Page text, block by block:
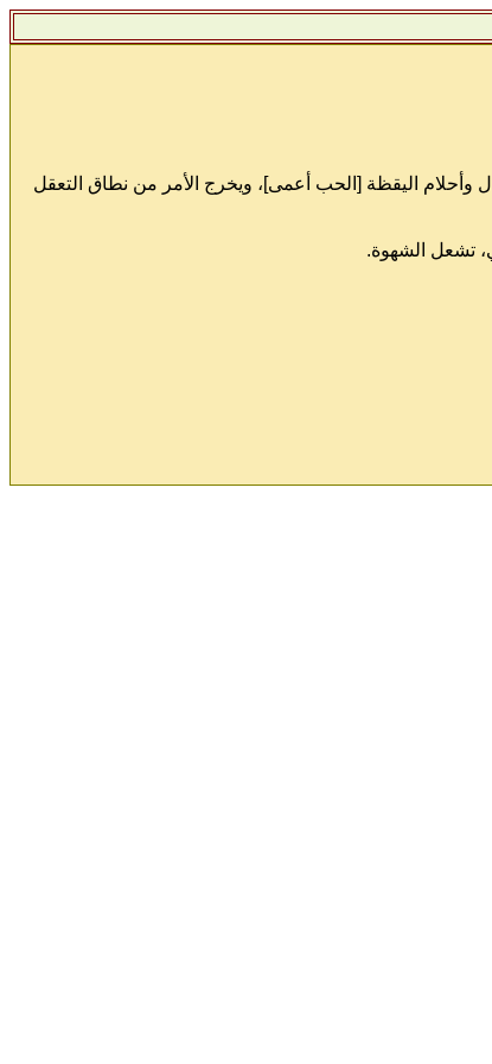
وأحلام اليقظة [الحب أعمى]، ويخرج الأمر من نطاق التعقل